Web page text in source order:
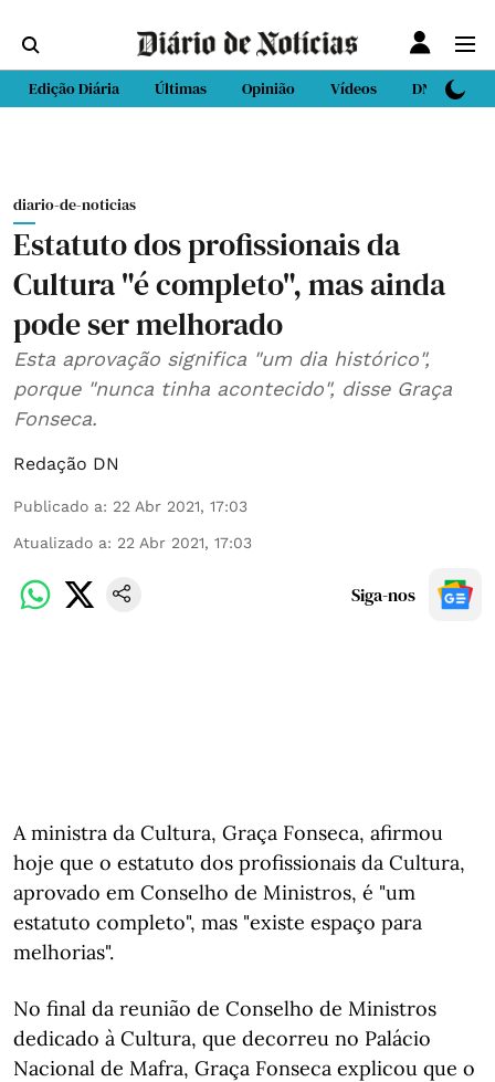
Edição Diária Últimas Opinião Vídeos DN Sport
diario-de-noticias
Estatuto dos profissionais da
Cultura "é completo", mas ainda
pode ser melhorado
Esta aprovação significa "um dia histórico",
porque "nunca tinha acontecido", disse Graça
Fonseca.
Redação DN
Publicado a: 22 Abr 2021, 17:03
Atualizado a: 22 Abr 2021, 17:03
Siga-nos
A ministra da Cultura, Graça Fonseca, afirmou
hoje que o estatuto dos profissionais da Cultura,
aprovado em Conselho de Ministros, é "um
estatuto completo", mas "existe espaço para
melhorias".
No final da reunião de Conselho de Ministros
dedicado à Cultura, que decorreu no Palácio
Nacional de Mafra, Graça Fonseca explicou que o